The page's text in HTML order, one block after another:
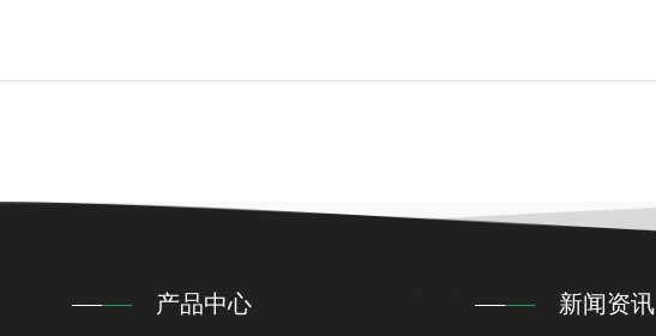
产品中心 新闻资讯